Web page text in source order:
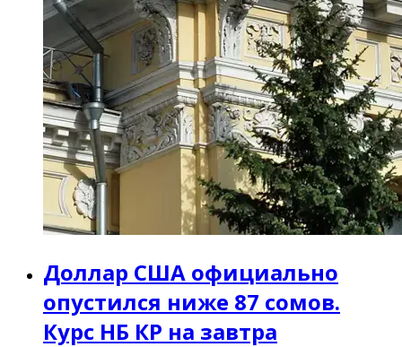
Доллар США официально
опустился ниже 87 сомов.
Курс НБ КР на завтра